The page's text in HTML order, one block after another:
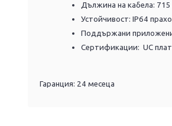
Дължина на кабела:
Устойчивост: IP64
Поддържани
Сертификации: UC
Гаранция: 24 месеца